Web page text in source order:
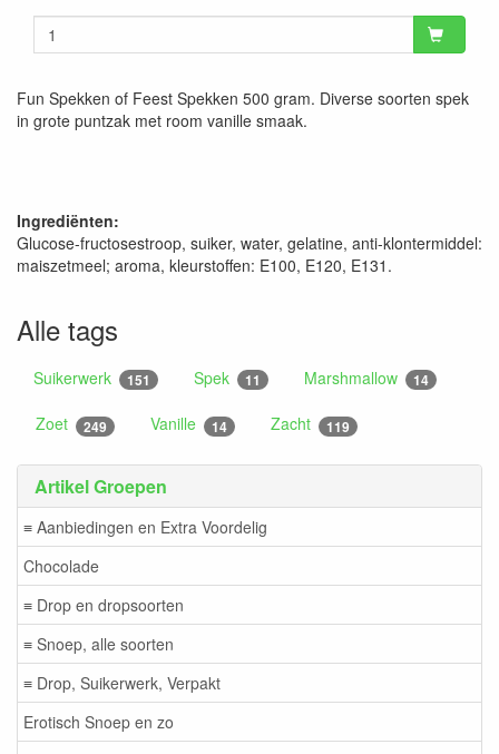
Artikel Groepen
≡ Aanbiedingen en Extra Voordelig
Chocolade
≡ Drop en dropsoorten
≡ Snoep, alle soorten
≡ Drop, Suikerwerk, Verpakt
Erotisch Snoep en zo
Fun Spekken of Feest Spekken 500 gram. Diverse soorten spek
in grote puntzak met room vanille smaak.
Ingrediënten:
Glucose-fructosestroop, suiker, water, gelatine, anti-klontermiddel:
maiszetmeel; aroma, kleurstoffen: E100, E120, E131.
Alle tags
Suikerwerk 151 Spek 11 Marshmallow 14
Zoet 249 Vanille 14 Zacht 119